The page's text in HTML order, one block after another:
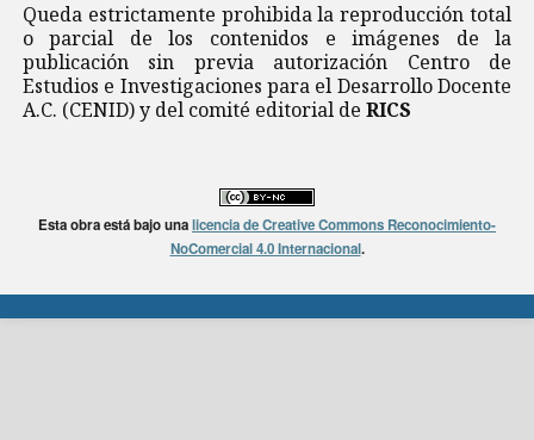
Queda estrictamente prohibida la reproducción total
o parcial de los contenidos e imágenes de la
publicación sin previa autorización Centro de
Estudios e Investigaciones para el Desarrollo Docente
A.C. (CENID) y del comité editorial de RICS
Esta obra está bajo unalicencia de Creative Commons Reconocimiento-
NoComercial 4.0 Internacional.